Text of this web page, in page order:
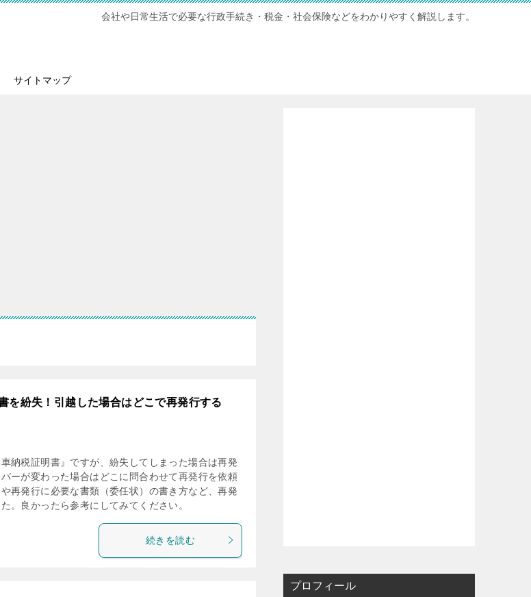
会社や日常生活で必要な行政手続き・税金・社会保険などをわかりやすく解説します。
サイトマップ
を紛失！引越した場合はどこで再発行する
納税証明書』ですが、紛失してしまった場合は再発
ーが変わった場合はどこに問合わせて再発行を依頼
再発行に必要な書類（委任状）の書き方など、再発
。良かったら参考にしてみてください。
続きを読む
プロフィール